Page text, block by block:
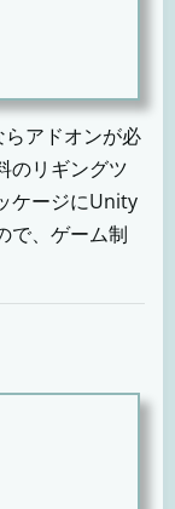
アドオンが必
のリギングツ
ケージにUnity
で、ゲーム制